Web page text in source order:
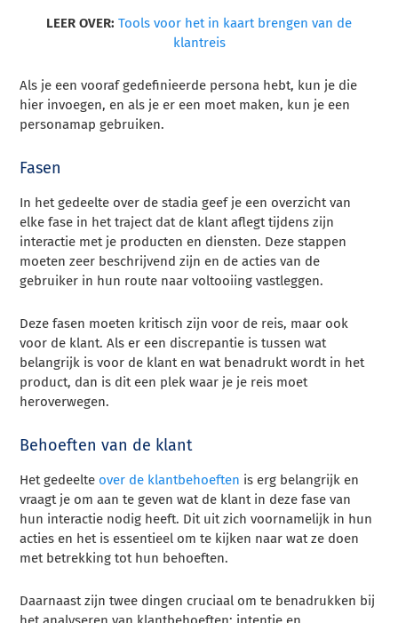
LEER OVER: Tools voor het in kaart brengen van de
klantreis
Als je een vooraf gedefinieerde persona hebt, kun je die
hier invoegen, en als je er een moet maken, kun je een
personamap gebruiken.
Fasen
In het gedeelte over de stadia geef je een overzicht van
elke fase in het traject dat de klant aflegt tijdens zijn
interactie met je producten en diensten. Deze stappen
moeten zeer beschrijvend zijn en de acties van de
gebruiker in hun route naar voltooiing vastleggen.
Deze fasen moeten kritisch zijn voor de reis, maar ook
voor de klant. Als er een discrepantie is tussen wat
belangrijk is voor de klant en wat benadrukt wordt in het
product, dan is dit een plek waar je je reis moet
heroverwegen.
Behoeften van de klant
Het gedeelte over de klantbehoeften is erg belangrijk en
vraagt je om aan te geven wat de klant in deze fase van
hun interactie nodig heeft. Dit uit zich voornamelijk in hun
acties en het is essentieel om te kijken naar wat ze doen
met betrekking tot hun behoeften.
Daarnaast zijn twee dingen cruciaal om te benadrukken bij